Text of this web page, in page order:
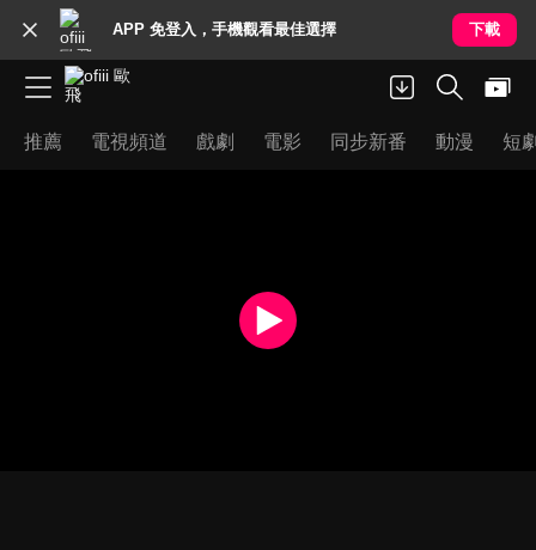
APP 免登入，手機觀看最佳選擇 下載
推薦 電視頻道 戲劇 電影 同步新番 動漫 短